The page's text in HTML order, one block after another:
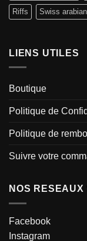
Riffs Swiss arabian
LIENS UTILES
Boutique
Politique de
Politique de
Suivre votre
NOS RESEAUX
Facebook
Instagram